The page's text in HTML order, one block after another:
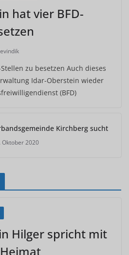
hat vier BFD-
zu besetzen Auch dieses
Idar-Oberstein wieder
(BFD)
Kirchberg sucht
Oktober 2020
Hilger spricht mit